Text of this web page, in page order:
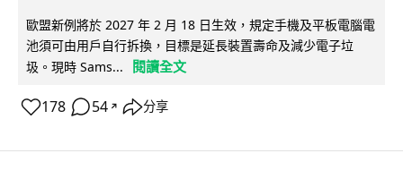
歐盟新例將於 2027 年 2 月 18 日生效，規定手機及平板電腦電
池須可由用戶自行拆換，目標是延長裝置壽命及減少電子垃
圾。現時 Sams...
閱讀全文
178 54 ↗ 分享